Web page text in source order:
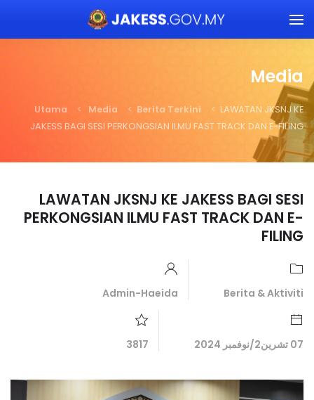
Skip to main content
Media
Utama Media Berita Terkini
LAWATAN JKSNJ KE
JAKESS BAGI SESI PERKONGSIAN ILMU FAST TRACK DAN E-FILING
LAWATAN JKSNJ KE JAKESS BAGI SESI
PERKONGSIAN ILMU FAST TRACK DAN E-
FILING
Berita & Aktiviti
Admin-Haeida
07 تشرين2/نوفمبر 2024 3817